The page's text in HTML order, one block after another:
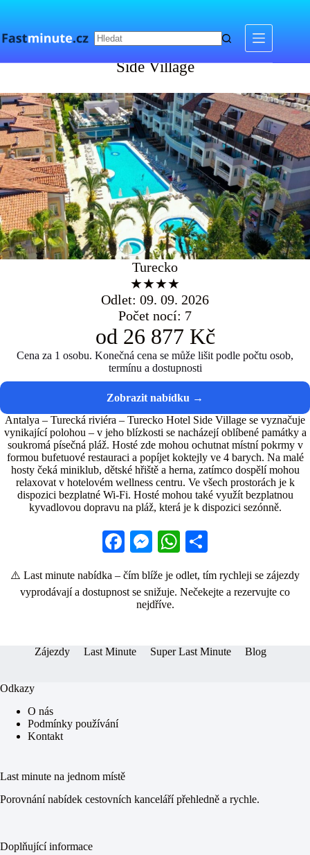
Side Village
Side Village
Turecko
★★★★
Odlet: 09. 09. 2026
Počet nocí: 7
od 26 877 Kč
Cena za 1 osobu. Konečná cena se může lišit podle počtu osob,
termínu a dostupnosti
Antalya – Turecká riviéra – Turecko Hotel Side Village se vyznačuje
vynikající polohou – v jeho blízkosti se nacházejí oblíbené památky a
soukromá písečná pláž. Hosté zde mohou ochutnat místní pokrmy v
formou bufetuové restauraci a popíjet koktejly ve 4 barych. Na malé
hosty čeká miniklub, dětské hřiště a herna, zatímco dospělí mohou
relaxovat v hotelovém wellness centru. Ve všech prostorách je k
dispozici bezplatné Wi-Fi. Hosté mohou také využít bezplatnou
kyvadlovou dopravu na pláž, která je k dispozici sezónně.
Fa
ce
bo
ok
M
es
se
ng
W
ts
ha
re
⚠️ Last minute nabídka – čím blíže je odlet, tím rychleji se zájezdy
vyprodávají a dostupnost se snižuje. Nečekejte a rezervujte co
nejdříve.
Zájezdy Last Minute Super Last Minute Blog
Odkazy
O nás
Podmínky používání
Kontakt
Last minute na jednom místě
Porovnání nabídek cestovních kanceláří přehledně a rychle.
Doplňující informace